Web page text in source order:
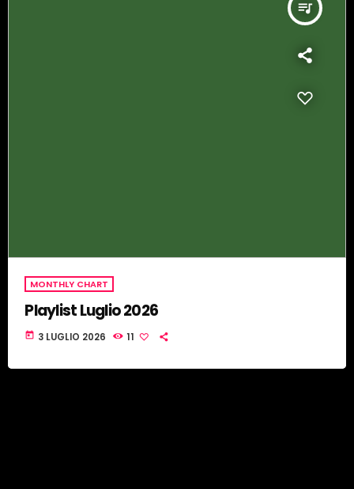
queue_music
MONTHLY CHART
Playlist Luglio 2026
today 3 LUGLIO 2026 11